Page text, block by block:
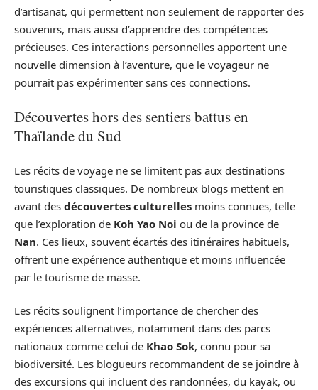
d’artisanat, qui permettent non seulement de rapporter des
souvenirs, mais aussi d’apprendre des compétences
précieuses. Ces interactions personnelles apportent une
nouvelle dimension à l’aventure, que le voyageur ne
pourrait pas expérimenter sans ces connections.
Découvertes hors des sentiers battus en
Thaïlande du Sud
Les récits de voyage ne se limitent pas aux destinations
touristiques classiques. De nombreux blogs mettent en
avant des découvertes culturelles moins connues, telle
que l’exploration de Koh Yao Noi ou de la province de
Nan. Ces lieux, souvent écartés des itinéraires habituels,
offrent une expérience authentique et moins influencée
par le tourisme de masse.
Les récits soulignent l’importance de chercher des
expériences alternatives, notamment dans des parcs
nationaux comme celui de Khao Sok, connu pour sa
biodiversité. Les blogueurs recommandent de se joindre à
des excursions qui incluent des randonnées, du kayak, ou